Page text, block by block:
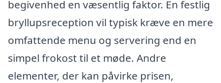
begivenhed en væsentlig faktor. En festlig
bryllupsreception vil typisk kræve en mere
omfattende menu og servering end en
simpel frokost til et møde. Andre
elementer, der kan påvirke prisen,